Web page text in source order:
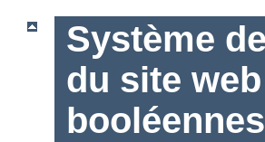
Système
du site
booléennes